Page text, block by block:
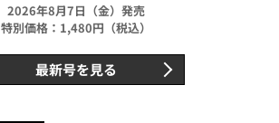
2026年8月7日（金）発売
特別価格：1,480円（税込）
最新号を見る